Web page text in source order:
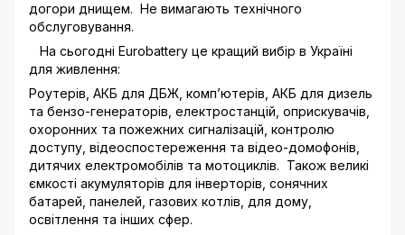
догори днищем. Не вимагають технічного
обслуговування.
На сьогодні Eurobattery це кращий вибір в Україні
для живлення:
Роутерів, АКБ для ДБЖ, комп’ютерів, АКБ для дизель
та бензо-генераторів, електростанцій, оприскувачів,
охоронних та пожежних сигналізацій, контролю
доступу, відеоспостереження та відео-домофонів,
дитячих електромобілів та мотоциклів. Також великі
ємкості акумуляторів для інверторів, сонячних
батарей, панелей, газових котлів, для дому,
освітлення та інших сфер.